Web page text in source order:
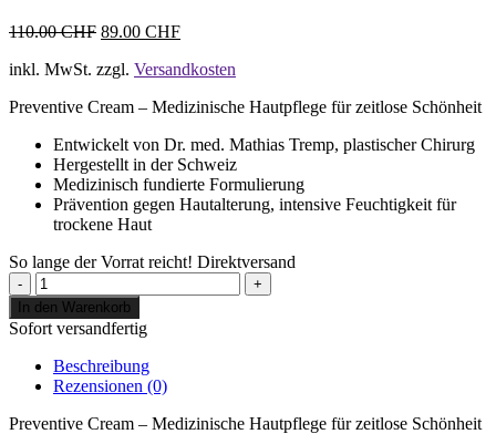
110.00CHF Ursprünglicher
war:
89.00 CHFAktueller
ist:
inkl. MwSt. zzgl. Versandkosten
Preventive Cream – Medizinische Hautpflege für zeitlose Schönheit
Entwickelt von Dr. med. Mathias Tremp, plastischer Chirurg
Hergestellt in der Schweiz
Medizinisch fundierte Formulierung
Prävention gegen Hautalterung, intensive Feuchtigkeit für
trockene Haut
So lange der Vorrat reicht! Direktversand
DR.
TREMP
Preventive
Cream
Menge
In den Warenkorb
Sofort versandfertig
Beschreibung
Rezensionen (0)
Preventive Cream – Medizinische Hautpflege für zeitlose Schönheit